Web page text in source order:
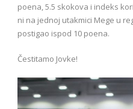
poena, 5.5 skokova i indeks
ni na jednoj utakmici Mege u
postigao ispod 10 poena.
Čestitamo Jovke!